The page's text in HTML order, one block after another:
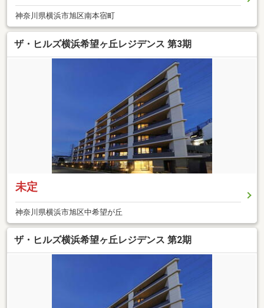
神奈川県横浜市旭区南本宿町
ザ・ヒルズ横浜希望ヶ丘レジデンス 第3期
未定
神奈川県横浜市旭区中希望が丘
ザ・ヒルズ横浜希望ヶ丘レジデンス 第2期